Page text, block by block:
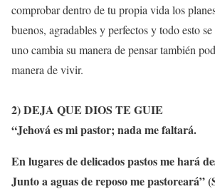
comprobar dentro de tu propia vida los
buenos, agradables y perfectos y todo esto
uno cambia su manera de pensar también
manera de vivir.
2) DEJA QUE DIOS TE GUIE
“Jehová es mi pastor; nada me faltará.
En lugares de delicados pastos me hará
Junto a aguas de reposo me pastoreará”